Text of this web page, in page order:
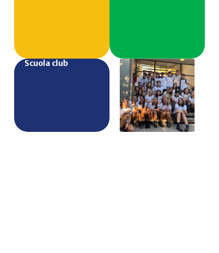
Scuola club